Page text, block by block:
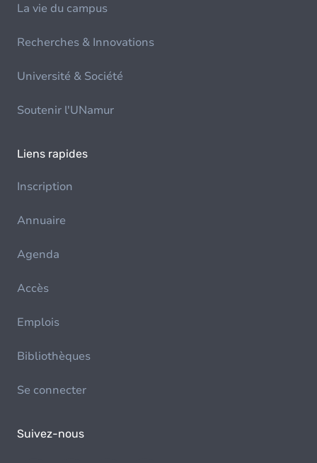
La vie du campus
Recherches & Innovations
Université & Société
Soutenir l'UNamur
Liens rapides
Inscription
Annuaire
Agenda
Accès
Emplois
Bibliothèques
Se connecter
Suivez-nous